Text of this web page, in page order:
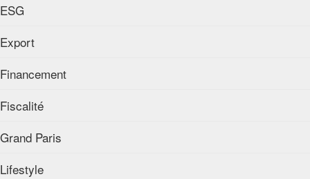
ESG
Export
Financement
Fiscalité
Grand Paris
Lifestyle